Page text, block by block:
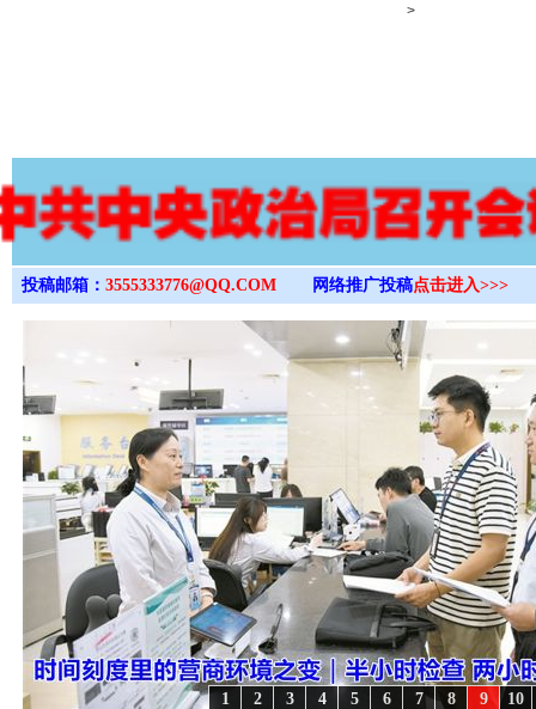
>
投稿邮箱： 3555333776@QQ.COM 网络推广投稿点击进入>>>
10
9
8
7
6
5
4
3
2
1